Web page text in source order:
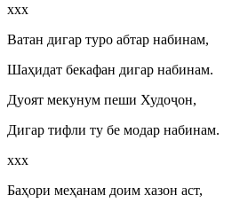
ххх
Ватан дигар туро абтар набинам,
Шаҳидат бекафан дигар набинам.
Дуоят мекунум пеши Худоҷон,
Дигар тифли ту бе модар набинам.
ххх
Баҳори меҳанам доим хазон аст,